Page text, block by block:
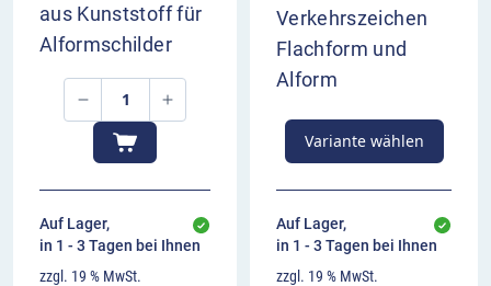
aus Kunststoff für
Alformschilder
Auf Lager,
in 1 - 3 Tagen bei Ihnen
zzgl. 19 % MwSt.
Verkehrszeichen
Flachform und
Alform
Variante wählen
Auf Lager,
in 1 - 3 Tagen bei Ihnen
zzgl. 19 % MwSt.